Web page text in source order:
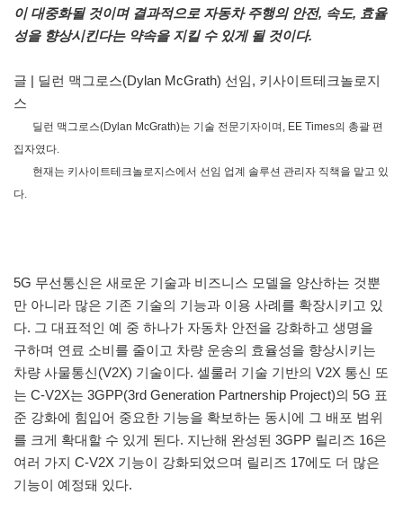
이 대중화될 것이며 결과적으로 자동차 주행의 안전, 속도, 효율
성을 향상시킨다는 약속을 지킬 수 있게 될 것이다.
글 | 딜런 맥그로스(Dylan McGrath) 선임, 키사이트테크놀로지
스
딜런 맥그로스(Dylan McGrath)는 기술 전문기자이며, EE Times의 총괄 편
집자였다.
현재는 키사이트테크놀로지스에서 선임 업계 솔루션 관리자 직책을 맡고 있
다.
5G 무선통신은 새로운 기술과 비즈니스 모델을 양산하는 것뿐
만 아니라 많은 기존 기술의 기능과 이용 사례를 확장시키고 있
다. 그 대표적인 예 중 하나가 자동차 안전을 강화하고 생명을
구하며 연료 소비를 줄이고 차량 운송의 효율성을 향상시키는
차량 사물통신(V2X) 기술이다. 셀룰러 기술 기반의 V2X 통신 또
는 C-V2X는 3GPP(3rd Generation Partnership Project)의 5G 표
준 강화에 힘입어 중요한 기능을 확보하는 동시에 그 배포 범위
를 크게 확대할 수 있게 된다. 지난해 완성된 3GPP 릴리즈 16은
여러 가지 C-V2X 기능이 강화되었으며 릴리즈 17에도 더 많은
기능이 예정돼 있다.